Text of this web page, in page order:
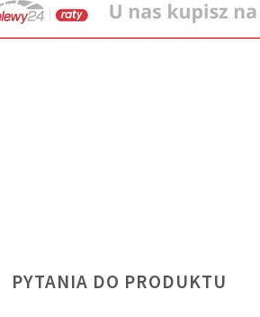
PYTANIA DO PRODUKTU